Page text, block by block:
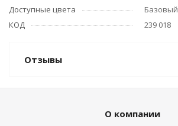
Доступные цвета
Базовый
КОД
239 018
Отзывы
О компании